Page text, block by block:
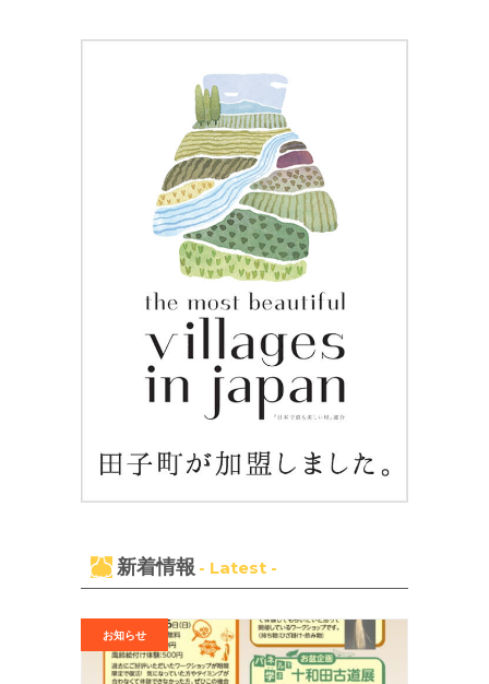
新着情報 - Latest -
お知らせ